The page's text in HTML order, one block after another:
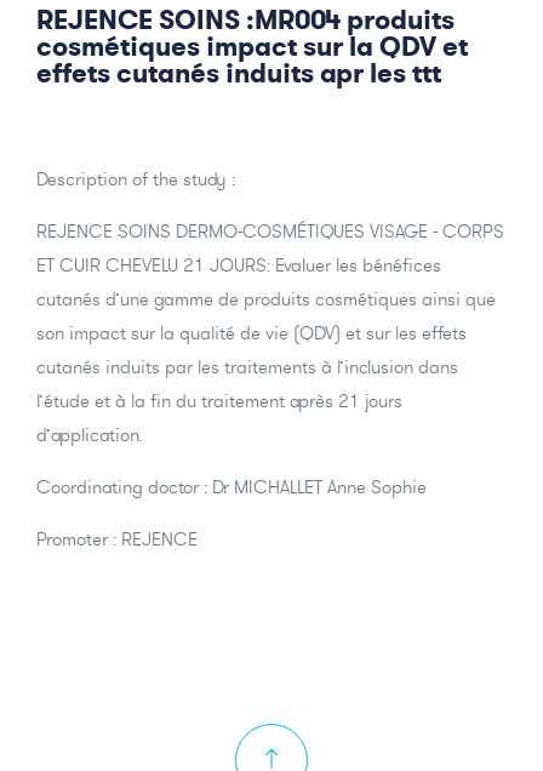
REJENCE SOINS :MR004 produits
cosmétiques impact sur la QDV et
effets cutanés induits apr les ttt
Description of the study :
REJENCE SOINS DERMO-COSMÉTIQUES VISAGE - CORPS
ET CUIR CHEVELU 21 JOURS: Evaluer les bénéfices
cutanés d’une gamme de produits cosmétiques ainsi que
son impact sur la qualité de vie (QDV) et sur les effets
cutanés induits par les traitements à l’inclusion dans
l’étude et à la fin du traitement après 21 jours
d’application.
Coordinating doctor : Dr MICHALLET Anne Sophie
Promoter : REJENCE